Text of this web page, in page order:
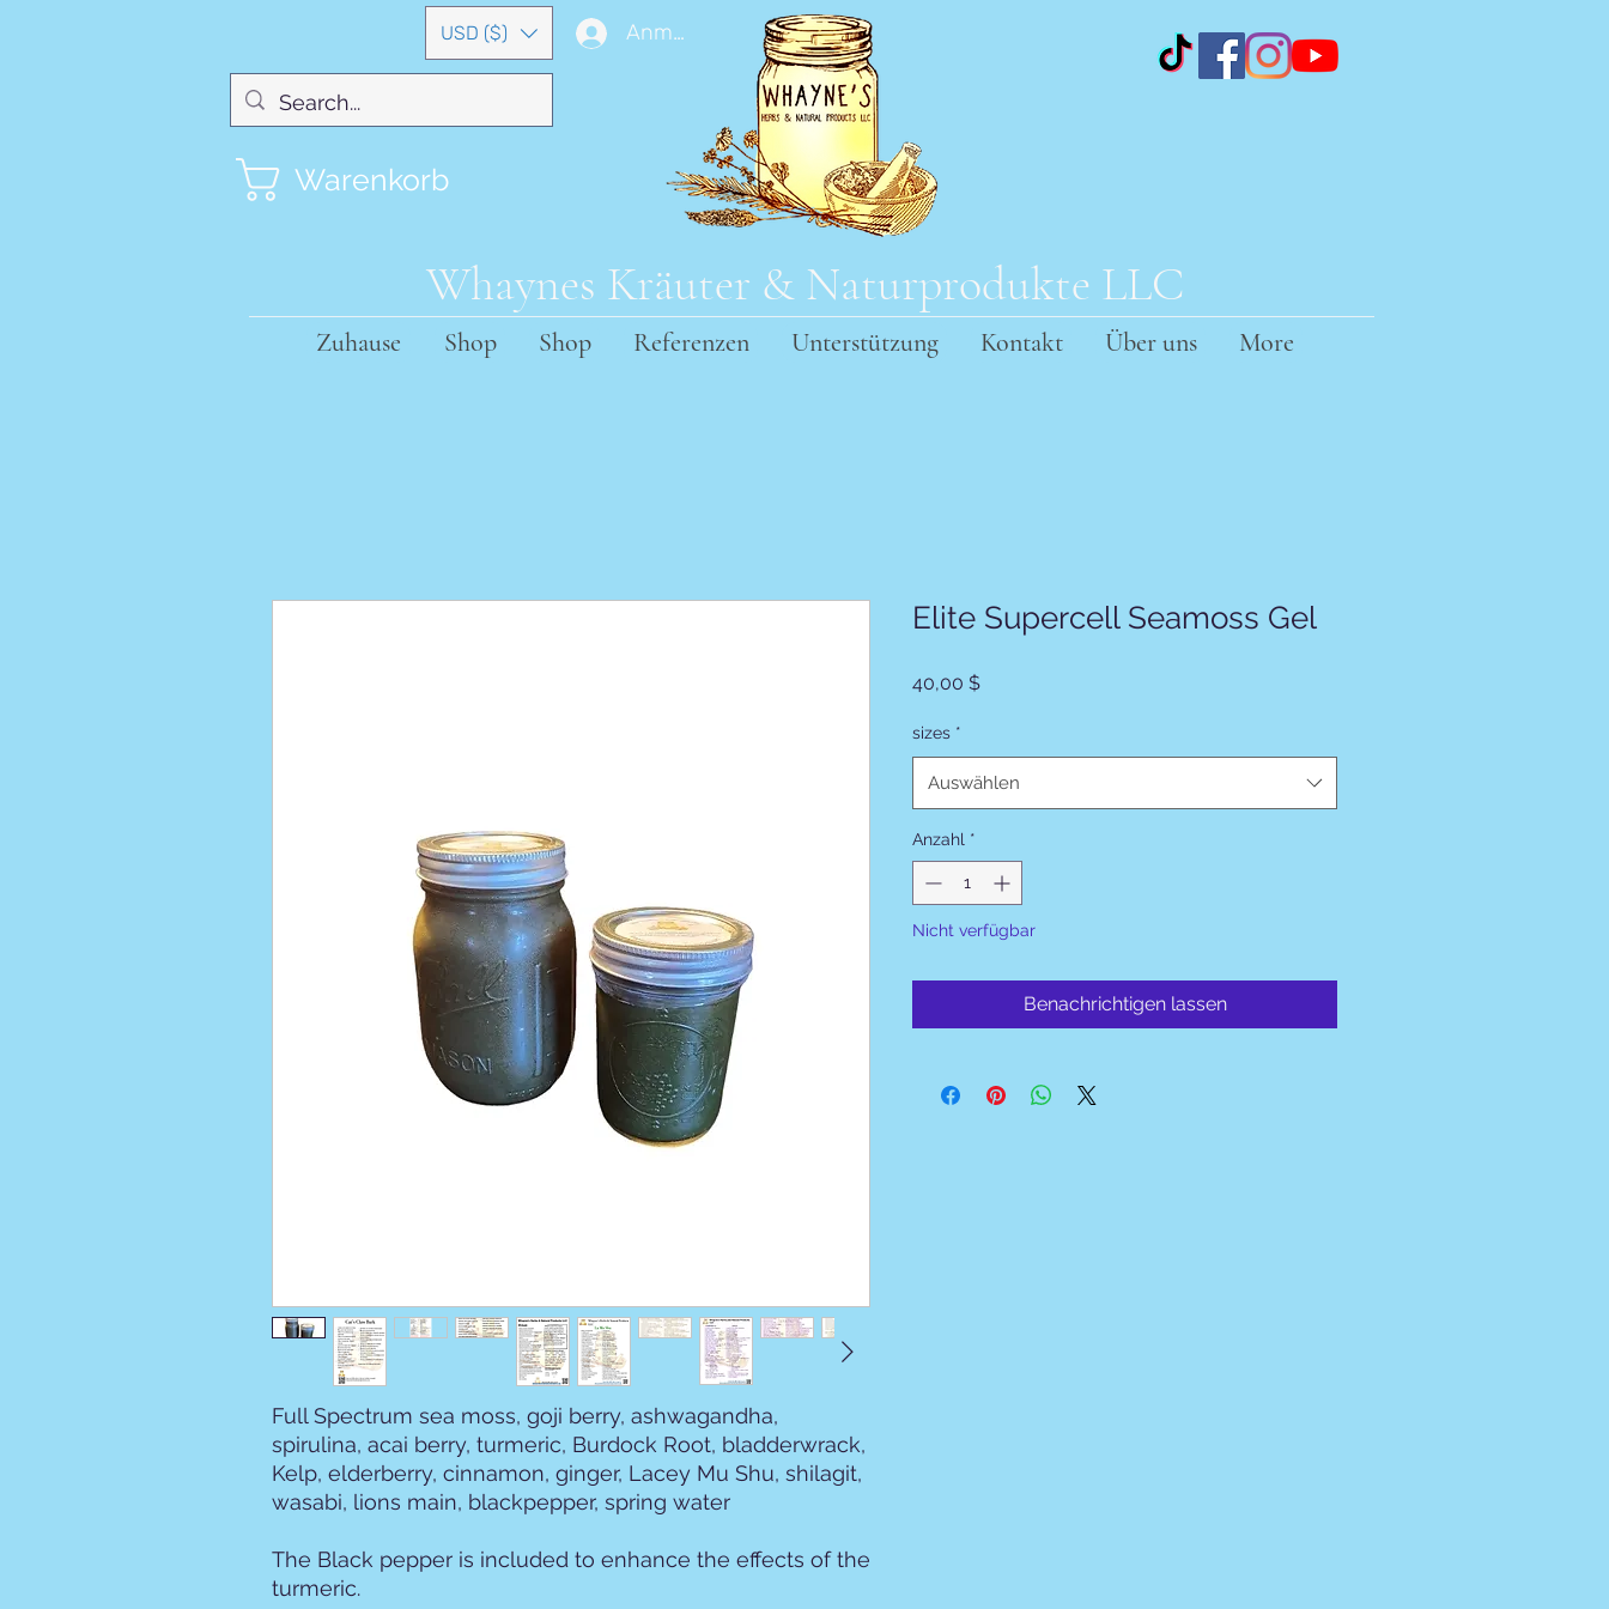
USD ($) Anmelden
Warenkorb
Whaynes Kräuter & Naturprodukte LLC
Zuhause Shop Shop Referenzen Unterstützung Kontakt Über uns More
Full Spectrum sea moss, goji berry, ashwagandha,
spirulina, acai berry, turmeric, Burdock Root, bladderwrack,
Kelp, elderberry, cinnamon, ginger, Lacey Mu Shu, shilagit,
wasabi, lions main, blackpepper, spring water
The Black pepper is included to enhance the effects of the
turmeric.
Elite Supercell Seamoss Gel
40,00 $Preis
sizes *
Auswählen
Anzahl *
Nicht verfügbar
Benachrichtigen lassen